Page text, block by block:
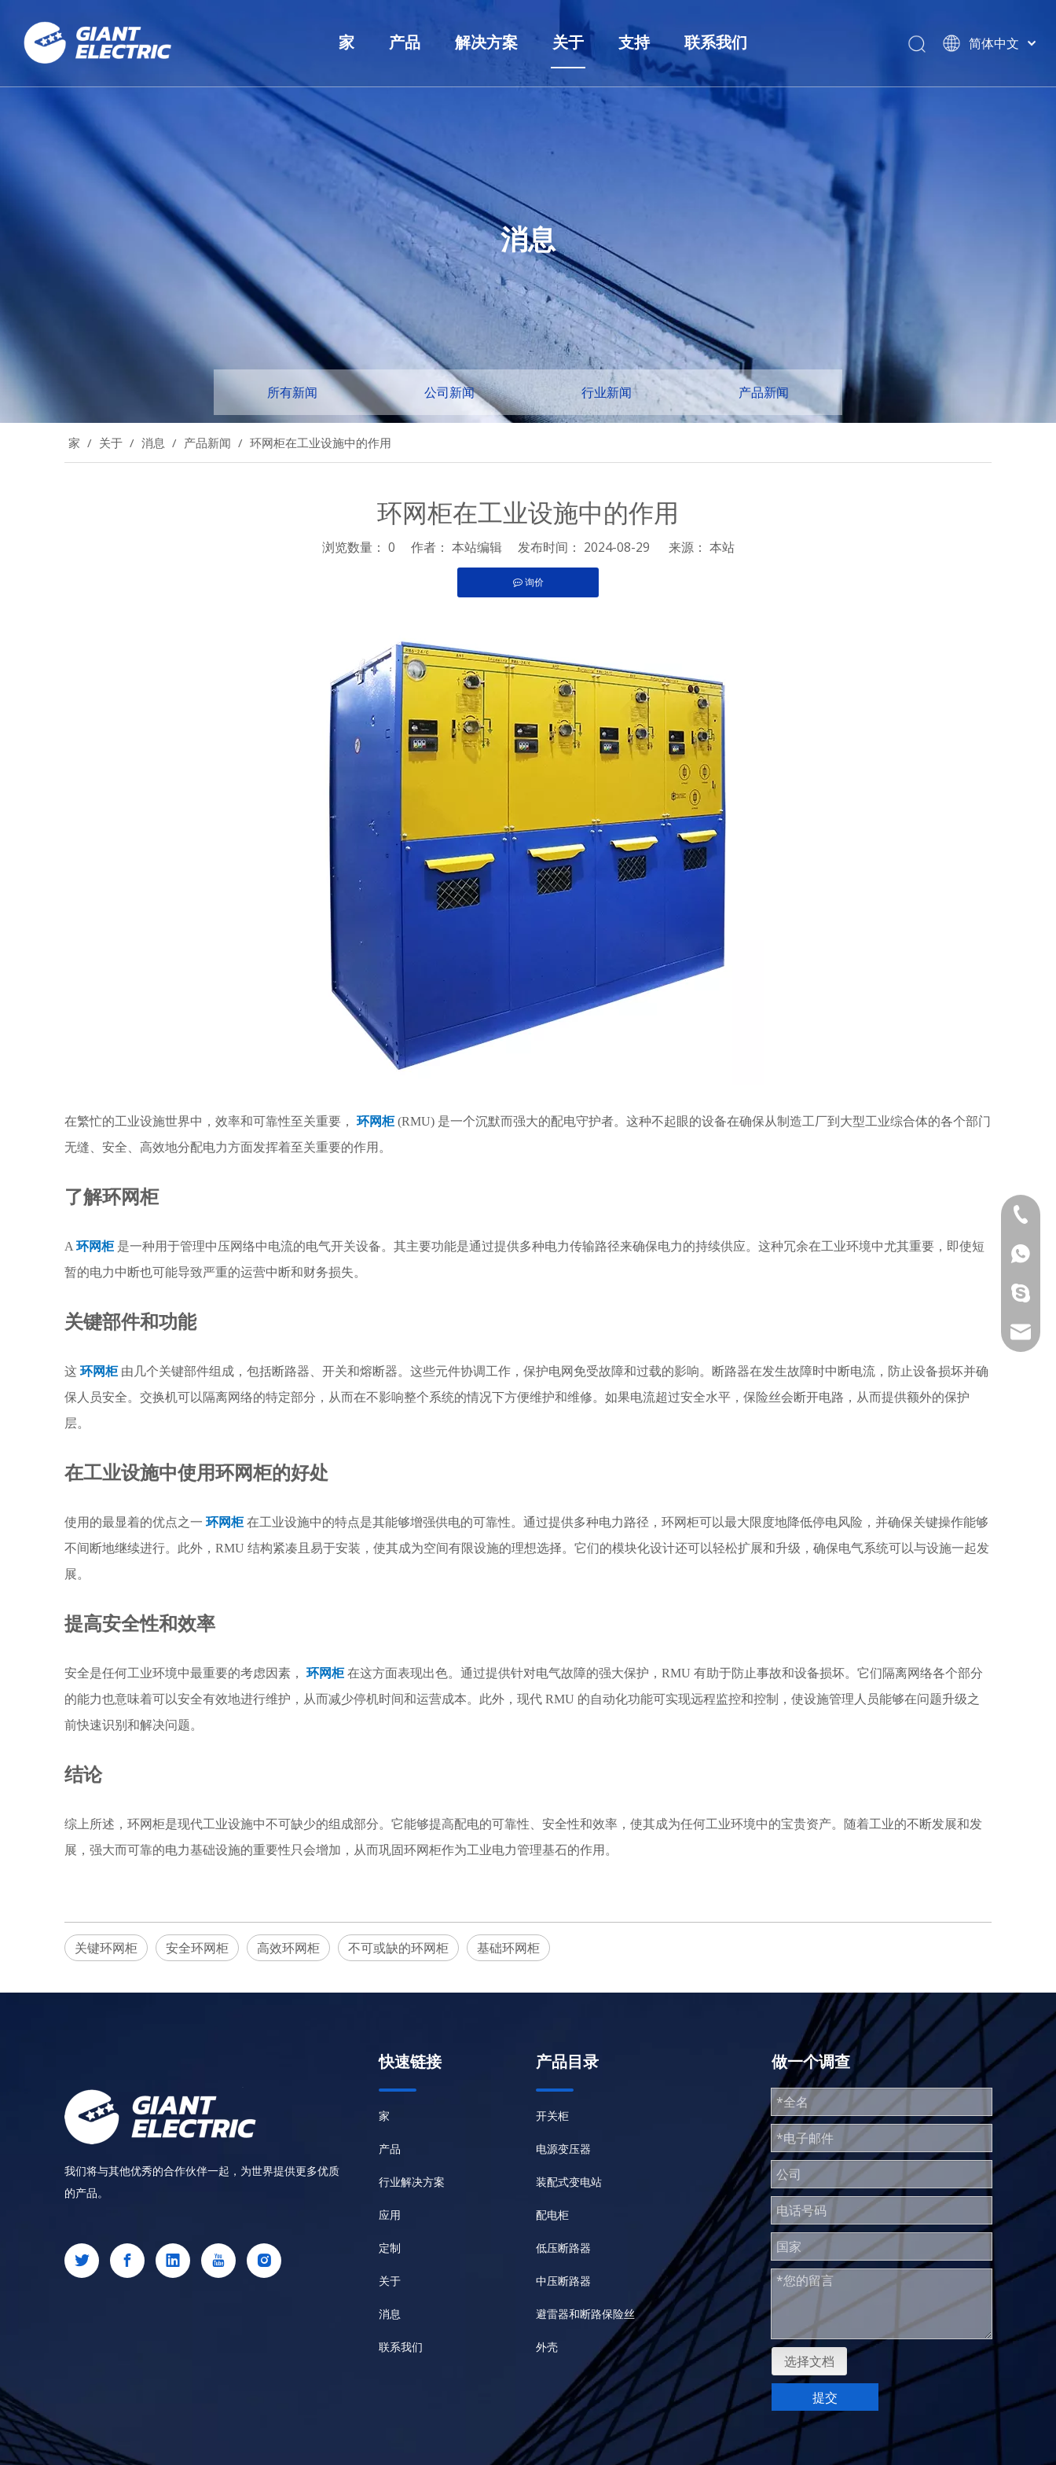
家 产品
电源变压器
装配式变电站
配电柜
低压断路器
中压断路器
外壳
解决方案
行业解决方案
关于
奖项及证书
支持
服务
常问问题
联系我们 简体中文
ไทย
消息
所有新闻 公司新闻 行业新闻 产品新闻
家 / 关于 / 消息 / 产品新闻 / 环网柜在工业设施中的作用
环网柜在工业设施中的作用
浏览数量： 0 作者： 本站编辑 发布时间： 2024-08-29 来源： 本站
询价
在繁忙的工业设施世界中，效率和可靠性至关重要， 环网柜(RMU) 是一个沉默而强大的配电守护者。这种不起眼的设备在确保从制造工厂到大型工业综合体的各个部门
无缝、安全、高效地分配电力方面发挥着至关重要的作用。
了解环网柜
A 环网柜是一种用于管理中压网络中电流的电气开关设备。其主要功能是通过提供多种电力传输路径来确保电力的持续供应。这种冗余在工业环境中尤其重要，即使短
暂的电力中断也可能导致严重的运营中断和财务损失。
关键部件和功能
这 环网柜由几个关键部件组成，包括断路器、开关和熔断器。这些元件协调工作，保护电网免受故障和过载的影响。断路器在发生故障时中断电流，防止设备损坏并确
保人员安全。交换机可以隔离网络的特定部分，从而在不影响整个系统的情况下方便维护和维修。如果电流超过安全水平，保险丝会断开电路，从而提供额外的保护
层。
在工业设施中使用环网柜的好处
使用的最显着的优点之一 环网柜在工业设施中的特点是其能够增强供电的可靠性。通过提供多种电力路径，环网柜可以最大限度地降低停电风险，并确保关键操作能够
不间断地继续进行。此外，RMU 结构紧凑且易于安装，使其成为空间有限设施的理想选择。它们的模块化设计还可以轻松扩展和升级，确保电气系统可以与设施一起发
展。
提高安全性和效率
安全是任何工业环境中最重要的考虑因素， 环网柜在这方面表现出色。通过提供针对电气故障的强大保护，RMU 有助于防止事故和设备损​​坏。它们隔离网络各个部分
的能力也意味着可以安全有效地进行维护，从而减少停机时间和运营成本。此外，现代 RMU 的自动化功能可实现远程监控和控制，使设施管理人员能够在问题升级之
前快速识别和解决问题。
结论
综上所述，环网柜是现代工业设施中不可缺少的组成部分。它能够提高配电的可靠性、安全性和效率，使其成为任何工业环境中的宝贵资产。随着工业的不断发展和发
展，强大而可靠的电力基础设施的重要性只会增加，从而巩固环网柜作为工业电力管理基石的作用。
关键环网柜 安全环网柜 高效环网柜 不可或缺的环网柜 基础环网柜
0577-
0577-
+86
+86
我们将与其他优秀的合作伙伴一起，为世界提供更多优质
的产品。
快速链接
家
产品
行业解决方案
应用
定制
关于
消息
联系我们
产品目录
开关柜
电源变压器
装配式变电站
配电柜
低压断路器
中压断路器
避雷器和断路保险丝
外壳
做一个调查
选择文档
提交